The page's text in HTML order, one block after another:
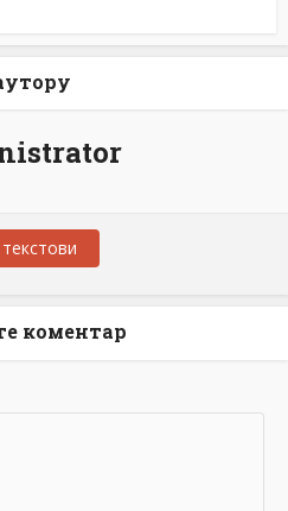
коментар